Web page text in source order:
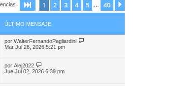
Página1 de 40
1 2 3 4 5 40
ÚLTIMO MENSAJE
por WalterFernandoPagliardini
Mar Jul 28, 2026 5:21 pm
por Alej2022
Jue Jul 02, 2026 6:39 pm